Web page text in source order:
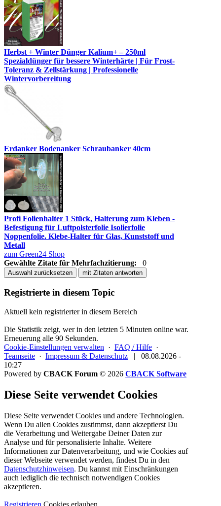
Herbst + Winter Dünger Kalium+ – 250ml
Spezialdünger für bessere Winterhärte | Für Frost-
Toleranz & Zellstärkung | Professionelle
Wintervorbereitung
Erdanker Bodenanker Schraubanker 40cm
Profi Folienhalter 1 Stück, Halterung zum Kleben -
Befestigung für Luftpolsterfolie Isolierfolie
Noppenfolie. Klebe-Halter für Glas, Kunststoff und
Metall
zum Green24 Shop
Gewählte Zitate für Mehrfachzitierung:
0
Auswahl zurücksetzen mit Zitaten antworten
Registrierte in diesem Topic
Aktuell kein registrierter in diesem Bereich
Die Statistik zeigt, wer in den letzten 5 Minuten online war.
Erneuerung alle 90 Sekunden.
Cookie-Einstellungen verwalten · FAQ / Hilfe ·
Teamseite · Impressum & Datenschutz |
08.08.2026 -
10:27
Powered by CBACK Forum © 2026 CBACK Software
Diese Seite verwendet Cookies
Diese Seite verwendet Cookies und andere Technologien.
Wenn Du allen Cookies zustimmst, dann akzeptierst Du
die Verarbeitung und Weitergabe Deiner Daten zur
Analyse und für personalisierte Inhalte. Weitere
Informationen zur Datenverarbeitung, und wie Cookies auf
dieser Webseite verwendet werden, findest Du in den
Datenschutzhinweisen. Du kannst mit Einschränkungen
auch lediglich die technisch notwendigen Cookies
akzeptieren.
Registrieren Cookies erlauben